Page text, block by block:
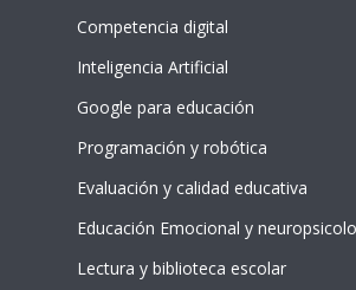
Competencia digital
Inteligencia Artificial
Google para educación
Programación y robótica
Evaluación y calidad educativa
Educación Emocional y
Lectura y biblioteca escolar